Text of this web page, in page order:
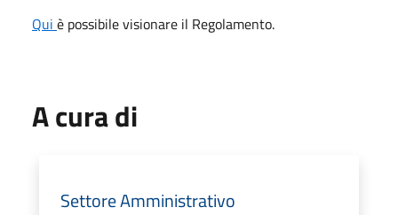
Qui è possibile visionare il Regolamento.
A cura di
Settore Amministrativo